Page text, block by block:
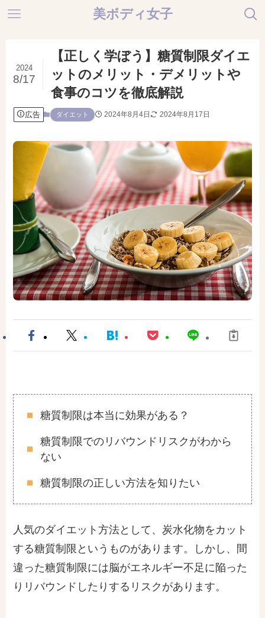
美ボディ女子
【正しく学ぼう】糖質制限ダイエ
ットのメリット・デメリットや
食事のコツを徹底解説
2024
8/17
広告 ダイエット 2024年8月4日 2024年8月17日
糖質制限は本当に効果がある？
糖質制限でのリバウンドリスクがわから
ない
糖質制限の正しい方法を知りたい
人気のダイエット方法として、炭水化物をカット
する糖質制限というものがあります。しかし、間
違った糖質制限には脳がエネルギー不足に陥った
りリバウンドしたりするリスクがあります。